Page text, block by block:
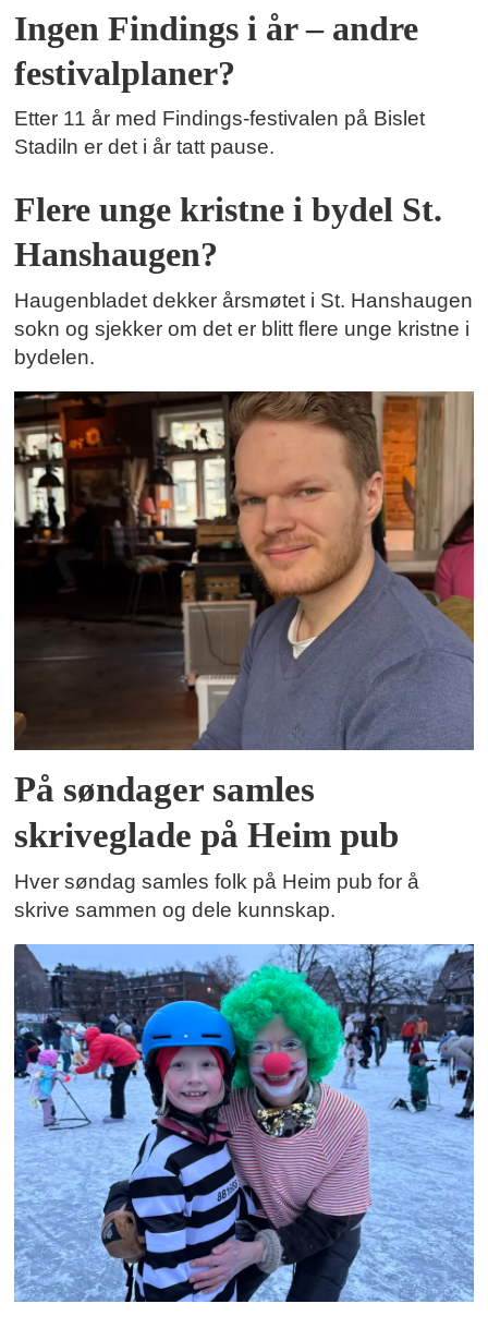
Ingen Findings i år – andre
festivalplaner?
Etter 11 år med Findings-festivalen på Bislet
Stadiln er det i år tatt pause.
Flere unge kristne i bydel St.
Hanshaugen?
Haugenbladet dekker årsmøtet i St. Hanshaugen
sokn og sjekker om det er blitt flere unge kristne i
bydelen.
På søndager samles
skriveglade på Heim pub
Hver søndag samles folk på Heim pub for å
skrive sammen og dele kunnskap.